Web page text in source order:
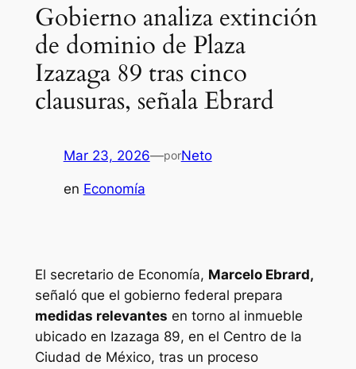
Gobierno analiza extinción
de dominio de Plaza
Izazaga 89 tras cinco
clausuras, señala Ebrard
Mar 23, 2026—porNeto
en Economía
El secretario de Economía, Marcelo Ebrard,
señaló que el gobierno federal prepara
medidas relevantes en torno al inmueble
ubicado en Izazaga 89, en el Centro de la
Ciudad de México, tras un proceso